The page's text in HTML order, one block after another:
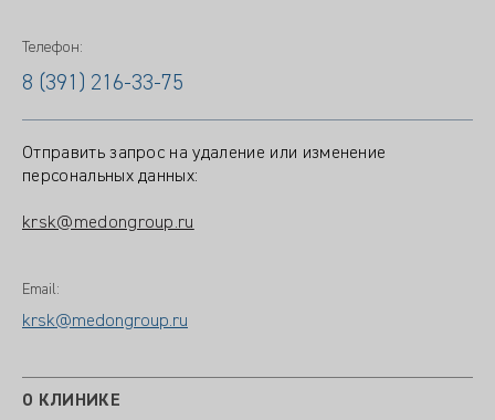
Телефон:
8 (391) 216-33-75
Отправить запрос на удаление или изменение
персональных данных:
krsk@medongroup.ru
Email:
krsk@medongroup.ru
О КЛИНИКЕ